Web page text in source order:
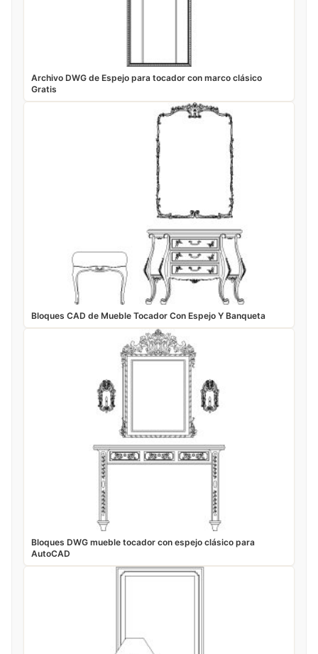
Archivo DWG de Espejo para tocador con marco clásico
Gratis
Bloques CAD de Mueble Tocador Con Espejo Y Banqueta
Bloques DWG mueble tocador con espejo clásico para
AutoCAD